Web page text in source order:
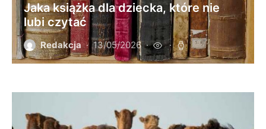
Jaka książka dla dziecka, które nie
lubi czytać
Redakcja 13/05/2026